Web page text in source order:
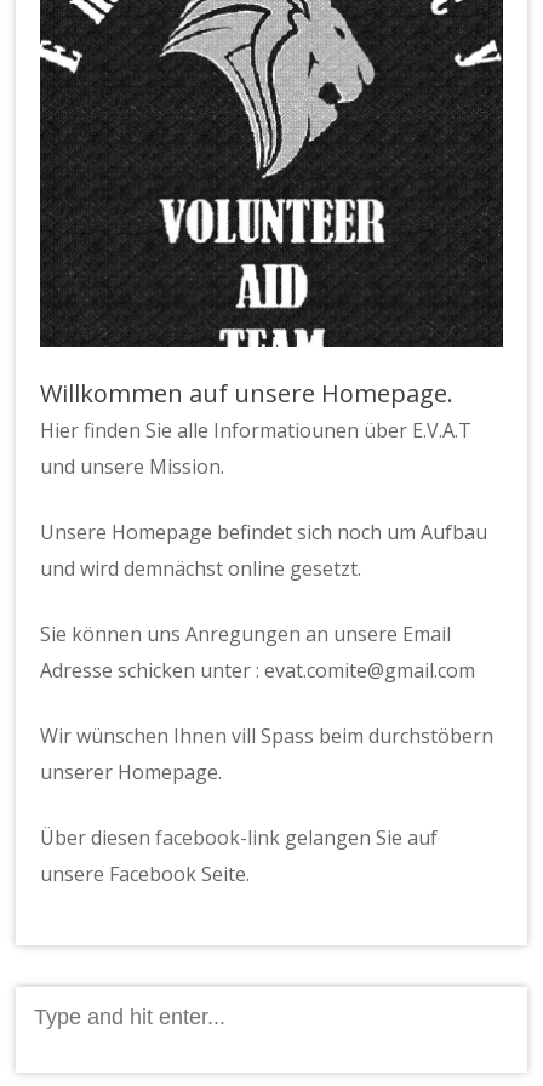
Willkommen auf unsere Homepage.
Hier finden Sie alle Informatiounen über E.V.A.T
und unsere Mission.
Unsere Homepage befindet sich noch um Aufbau
und wird demnächst online gesetzt.
Sie können uns Anregungen an unsere Email
Adresse schicken unter : evat.comite@gmail.com
Wir wünschen Ihnen vill Spass beim durchstöbern
unserer Homepage.
Über diesenfacebook-link gelangen Sie auf
unsere Facebook Seite.
for: